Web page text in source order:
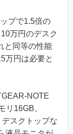
プで1.5倍の
万円のデスク
と同等の性能
万円は必要と
NOTE
リ16GB、
スクトップな